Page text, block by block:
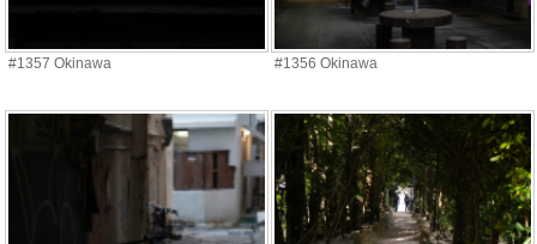
#1357 Okinawa #1356 Okinawa